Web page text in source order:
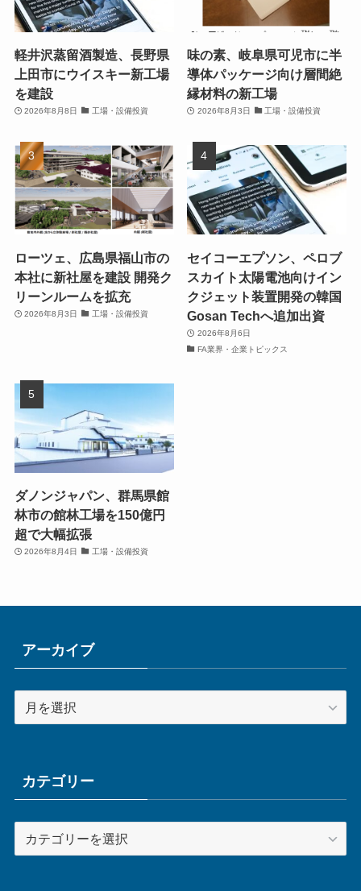
軽井沢蒸留酒製造、長野県
上田市にウイスキー新工場
を建設
2026年8月8日 工場・設備投資
味の素、岐阜県可児市に半
導体パッケージ向け層間絶
縁材料の新工場
2026年8月3日 工場・設備投資
ローツェ、広島県福山市の
本社に新社屋を建設 開発ク
リーンルームを拡充
2026年8月3日 工場・設備投資
セイコーエプソン、ペロブ
スカイト太陽電池向けイン
クジェット装置開発の韓国
Gosan Techへ追加出資
2026年8月6日
FA業界・企業トピックス
ダノンジャパン、群馬県館
林市の館林工場を150億円
超で大幅拡張
2026年8月4日 工場・設備投資
アーカイブ
ー
ブカテゴリー
テ